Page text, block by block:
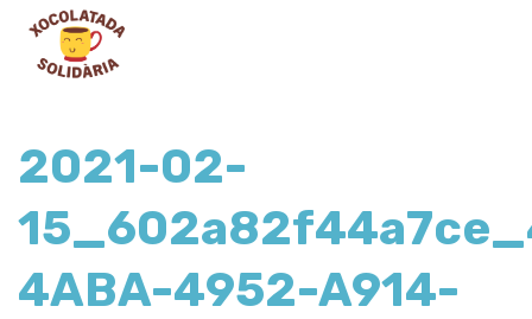
2021-02-
4ABA-4952-A914-